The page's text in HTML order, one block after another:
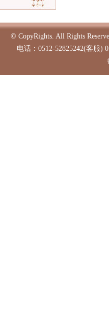
© CopyRights. All Rights
电话：0512-52825242(客服)